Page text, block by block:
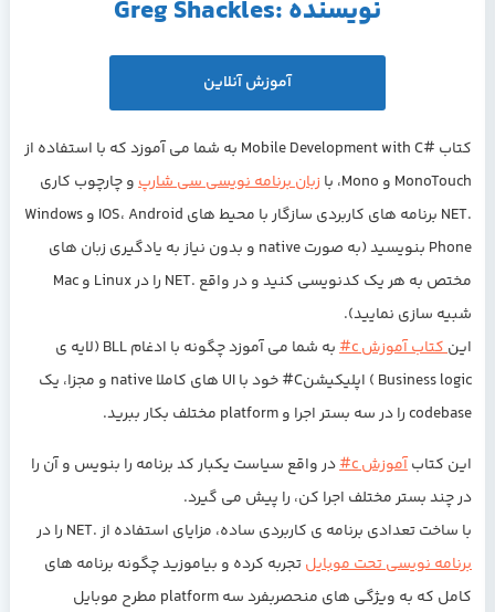
نویسنده :Greg Shackles
آموزش آنلاين
کتاب #Mobile Development with C
به شما می آموزد که با استفاده از
MonoTouch و Mono، با
زبان برنامه نویسی سی شارپو چارچوب کاری
.NET برنامه های کاربردی سازگار با محیط های IOS، Android و Windows
Phone بنویسید (به صورت native و بدون نیاز به یادگیری زبان های
مختص به هر یک کدنویسی کنید و در واقع .NET را در Linux و Mac
شبیه سازی نمایید).
اینکتاب آموزش c#
به شما می آموزد چگونه با ادغام BLL (لایه ی
Business logic ) اپلیکیشنC# خود با UI های کاملا native و مجزا، یک
codebase را در سه بستر اجرا و platform مختلف بکار ببرید.
این کتابآموزش c#
در واقع سیاست یکبار کد برنامه را بنویس و آن را
در چند بستر مختلف اجرا کن، را پیش می گیرد.
با ساخت تعدادی برنامه ی کاربردی ساده، مزایای استفاده از .NET را در
برنامه نویسی تحت موبایلتجربه کرده و بیاموزید چگونه برنامه های
کامل که به ویژگی های منحصربفرد سه platform مطرح موبایل